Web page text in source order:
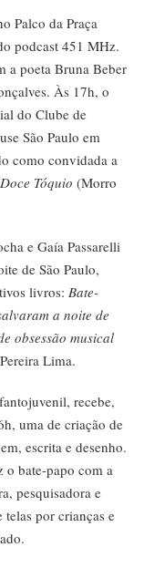
Palco da Praça
podcast 451 MHz.
a poeta Bruna Beber
Às 17h, o
do Clube de
São Paulo em
como convidada a
Doce Tóquio (Morro
e Gaía Passarelli
de São Paulo,
livros: Bate-
a noite de
obsessão musical
Lima.
recebe,
uma de criação de
escrita e desenho.
o bate-papo com a
pesquisadora e
por crianças e